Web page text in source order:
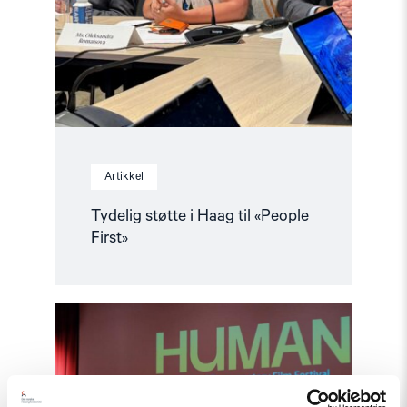
Artikkel
Tydelig støtte i Haag til «People
First»
article
indre
fienden"